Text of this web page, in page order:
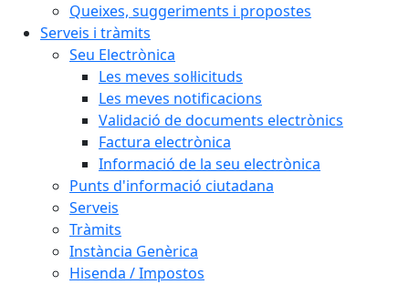
Queixes, suggeriments i propostes
Serveis i tràmits
Seu Electrònica
Les meves sol·licituds
Les meves notificacions
Validació de documents electrònics
Factura electrònica
Informació de la seu electrònica
Punts d'informació ciutadana
Serveis
Tràmits
Instància Genèrica
Hisenda / Impostos